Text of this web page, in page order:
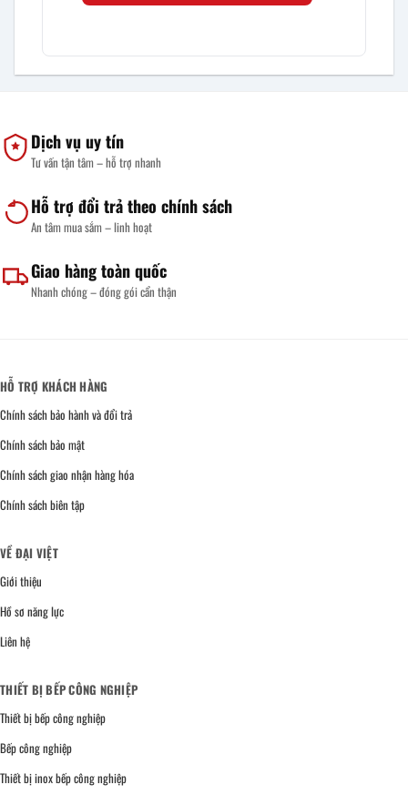
Dịch vụ uy tín
Tư vấn tận tâm – hỗ trợ nhanh
Hỗ trợ đổi trả theo chính sách
An tâm mua sắm – linh hoạt
Giao hàng toàn quốc
Nhanh chóng – đóng gói cẩn thận
HỖ TRỢ KHÁCH HÀNG
Chính sách bảo hành và đổi trả
Chính sách bảo mật
Chính sách giao nhận hàng hóa
Chính sách biên tập
VỀ ĐẠI VIỆT
Giới thiệu
Hồ sơ năng lực
Liên hệ
THIẾT BỊ BẾP CÔNG NGHIỆP
Thiết bị bếp công nghiệp
Bếp công nghiệp
Thiết bị inox bếp công nghiệp